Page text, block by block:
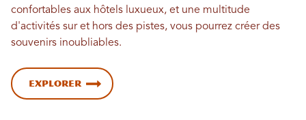
confortables aux hôtels luxueux, et une multitude
d'activités sur et hors des pistes, vous pourrez créer des
souvenirs inoubliables.
Explorer